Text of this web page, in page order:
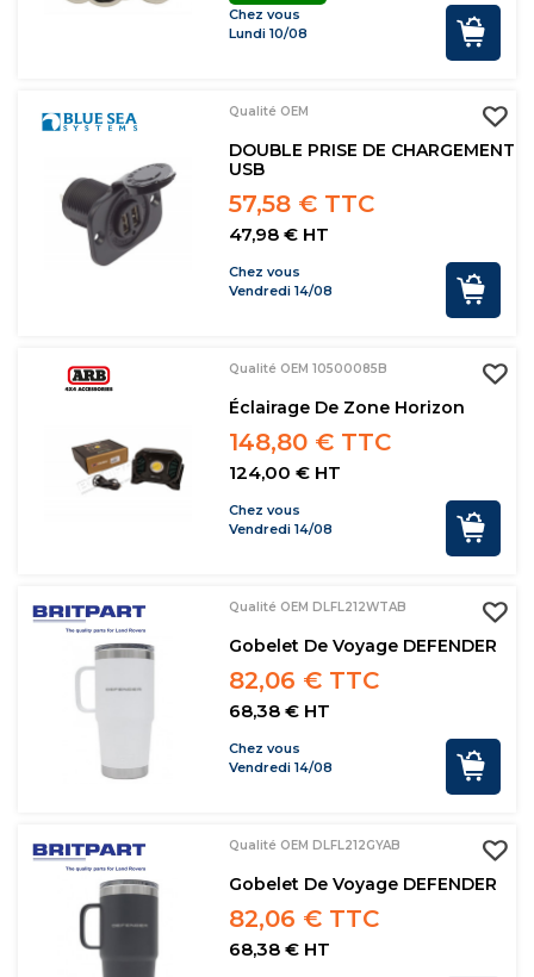
Chez vous
Lundi 10/08
Qualité OEM
DOUBLE PRISE DE CHARGEMENT
USB
57,58 € TTC
47,98 € HT
Chez vous
Vendredi 14/08
Qualité OEM 10500085B
Éclairage De Zone Horizon
148,80 € TTC
124,00 € HT
Chez vous
Vendredi 14/08
Qualité OEM DLFL212WTAB
Gobelet De Voyage DEFENDER
82,06 € TTC
68,38 € HT
Chez vous
Vendredi 14/08
Qualité OEM DLFL212GYAB
Gobelet De Voyage DEFENDER
82,06 € TTC
68,38 € HT